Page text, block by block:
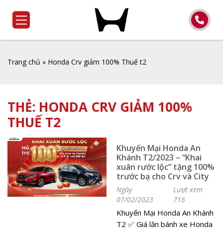
Trang chủ » Honda Crv giảm 100% Thuế t2
THẺ: HONDA CRV GIẢM 100%
THUẾ T2
Khuyến Mại Honda An
Khánh T2/2023 – “Khai
xuân rước lộc” tặng 100%
trước bạ cho Crv và City
Ngày
07/02/2023
Lượt xem
716
Khuyến Mại Honda An Khánh
T2 ✅ Giá lăn bánh xe Honda